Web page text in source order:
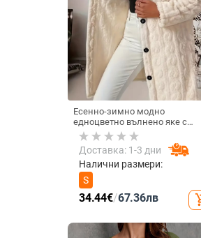
Есенно-зимно модно
едноцветно вълнено яке с
дълъг ръкав и качулка, яке с
мече, дамско елегантно яке с
имитация на кожа
Доставка: 1-3 дни
Налични размери:
S
34.44€/67.36лв